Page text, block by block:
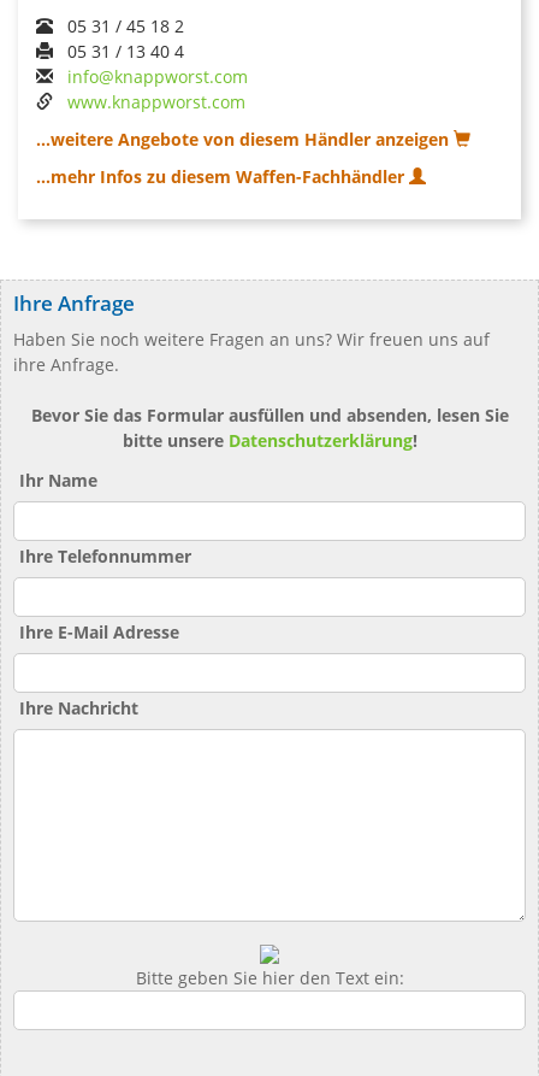
05 31 / 45 18 2
05 31 / 13 40 4
info@knappworst.com
www.knappworst.com
...weitere Angebote von diesem Händler anzeigen
...mehr Infos zu diesem Waffen-Fachhändler
Ihre Anfrage
Haben Sie noch weitere Fragen an uns? Wir freuen uns auf
ihre Anfrage.
Bevor Sie das Formular ausfüllen und absenden, lesen Sie
bitte unsere Datenschutzerklärung!
Ihr Name
Ihre Telefonnummer
Ihre E-Mail Adresse
Ihre Nachricht
Bitte geben Sie hier den Text ein: